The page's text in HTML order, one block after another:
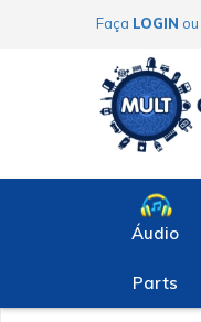
Faça LOGIN ou
Áudio
Parts